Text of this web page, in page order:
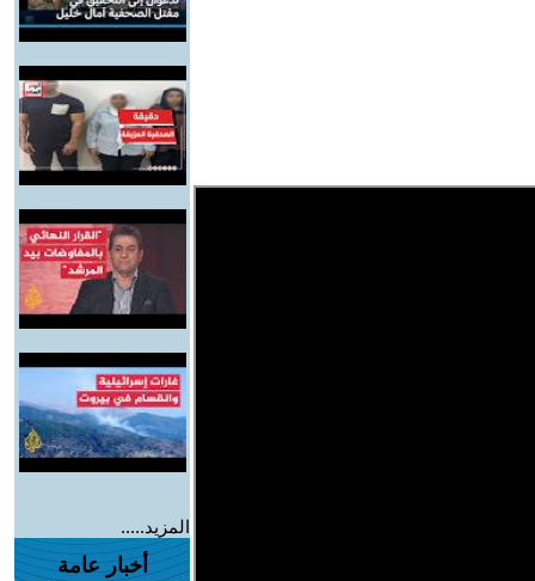
المزيد.....
أخبار عامة